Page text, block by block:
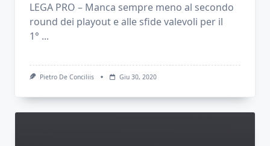
LEGA PRO – Manca sempre meno al secondo
round dei playout e alle sfide valevoli per il
1° ...
Pietro De Conciliis Giu 30, 2020